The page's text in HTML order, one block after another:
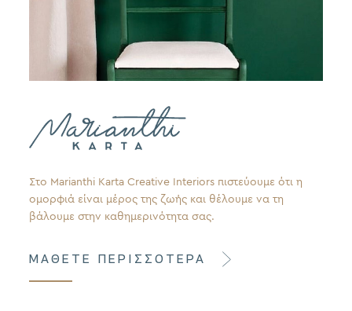
Στο Marianthi Karta Creative Interiors πιστεύουμε ότι η
ομορφιά είναι μέρος της ζωής και θέλουμε να τη
βάλουμε στην καθημερινότητα σας.
ΜΑΘΕΤΕ ΠΕΡΙΣΣΟΤΕΡΑ